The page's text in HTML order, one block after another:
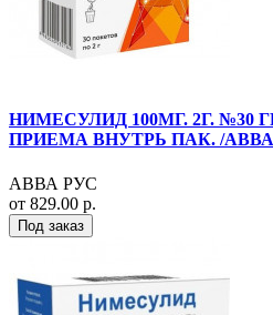
НИМЕСУЛИД 100МГ. 2Г. №30
ПРИЕМА ВНУТРЬ ПАК. /
АВВА РУС
от 829.00 р.
Под заказ